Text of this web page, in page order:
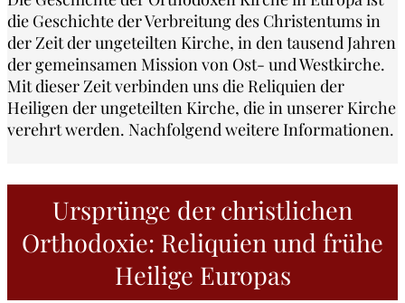
die Geschichte der Verbreitung des Christentums in
der Zeit der ungeteilten Kirche, in den tausend Jahren
der gemeinsamen Mission von Ost- und Westkirche.
Mit dieser Zeit verbinden uns die Reliquien der
Heiligen der ungeteilten Kirche, die in unserer Kirche
verehrt werden. Nachfolgend weitere Informationen.
Ursprünge der christlichen
Orthodoxie: Reliquien und frühe
Heilige Europas